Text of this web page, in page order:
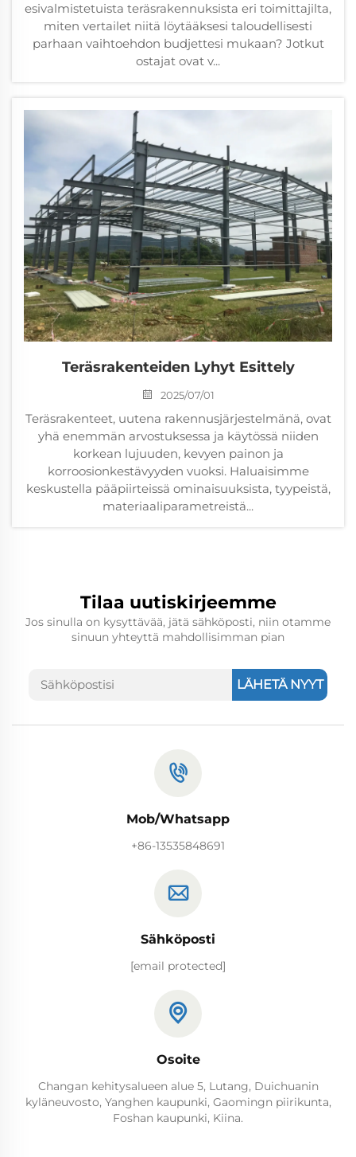
esivalmistetuista teräsrakennuksista eri toimittajilta,
miten vertailet niitä löytääksesi taloudellisesti
parhaan vaihtoehdon budjettesi mukaan? Jotkut
ostajat ovat v...
Teräsrakenteiden Lyhyt Esittely
2025/07/01
Teräsrakenteet, uutena rakennusjärjestelmänä, ovat
yhä enemmän arvostuksessa ja käytössä niiden
korkean lujuuden, kevyen painon ja
korroosionkestävyyden vuoksi. Haluaisimme
keskustella pääpiirteissä ominaisuuksista, tyypeistä,
materiaaliparametreistä...
Tilaa uutiskirjeemme
Jos sinulla on kysyttävää, jätä sähköposti, niin otamme
sinuun yhteyttä mahdollisimman pian
LÄHETÄ NYYT
Mob/Whatsapp
+86-13535848691
Sähköposti
[email protected]
Osoite
Changan kehitysalueen alue 5, Lutang, Duichuanin
kyläneuvosto, Yanghen kaupunki, Gaomingn piirikunta,
Foshan kaupunki, Kiina.